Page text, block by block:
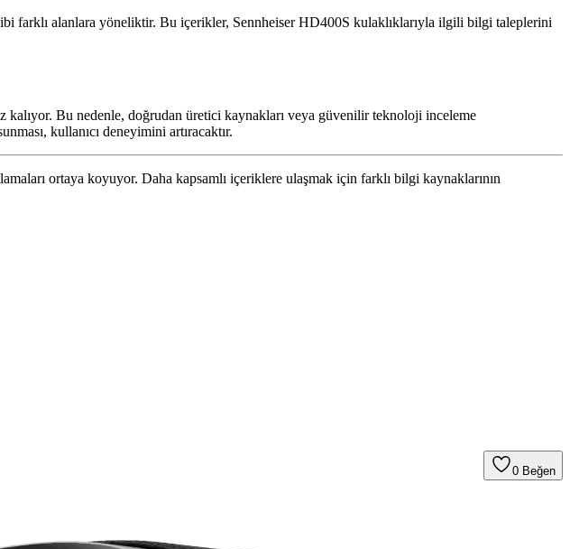
farklı alanlara yöneliktir. Bu içerikler, Sennheiser HD400S kulaklıklarıyla ilgili bilgi taleplerini
kalıyor. Bu nedenle, doğrudan üretici kaynakları veya güvenilir teknoloji inceleme
kullanıcı deneyimini artıracaktır.
ortaya koyuyor. Daha kapsamlı içeriklere ulaşmak için farklı bilgi kaynaklarının
0 Beğen